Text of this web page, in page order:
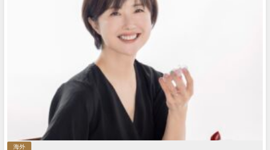
海外